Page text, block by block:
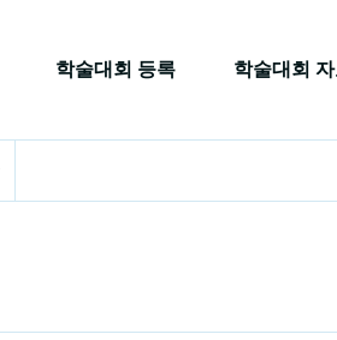
학술대회 등록 학술대회 자